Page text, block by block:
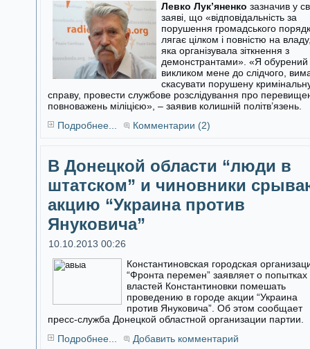
Левко Лук’яненко зазначив у
заяві, що «відповідальність за
порушення громадського
лягає цілком і повністю на
яка організувала зіткнення з
демонстрантами». «Я обурений
викликом мене до слідчого,
скасувати порушену
справу, провести службове розслідування про
повноважень міліцією», – заявив колишній політв’язень.
Подробнее...
Комментарии (2)
В Донецкой области “люди в
штатском” и чиновники
акцию “Украина против
Януковича”
10.10.2013 00:26
Константиновская городская
“Фронта перемен” заявляет о попытках
властей Константиновки помешать
проведению в городе акции “Украина
против Януковича”. Об этом сообщает
пресс-служба Донецкой областной организации партии.
Подробнее...
Добавить комментарий